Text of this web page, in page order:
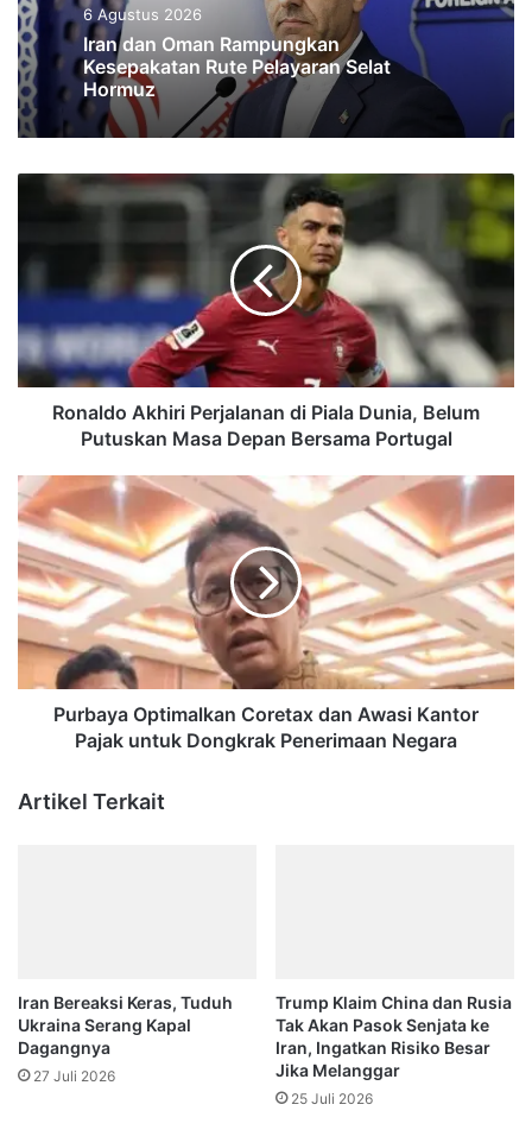
6 Agustus 2026
Iran dan Oman Rampungkan
Kesepakatan Rute Pelayaran Selat
Hormuz
Ronaldo
Belum
Putuskan
Masa
DepanRonaldo Akhiri Perjalanan di Piala Dunia, Belum
Putuskan Masa Depan Bersama Portugal
Purbaya
Optimalkan
Coretax
dan
Awasi
Kantor
Pajak
untuk
Dongkrak
Penerimaan
Purbaya Optimalkan Coretax dan Awasi Kantor
Pajak untuk Dongkrak Penerimaan Negara
Artikel Terkait
Iran Bereaksi Keras, Tuduh
Ukraina Serang Kapal
Dagangnya
27 Juli 2026
Trump Klaim China dan Rusia
Tak Akan Pasok Senjata ke
Iran, Ingatkan Risiko Besar
Jika Melanggar
25 Juli 2026